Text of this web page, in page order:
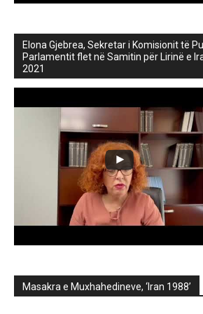
Elona Gjebrea, Sekretar i Komisionit të
Parlamentit flet në Samitin për Lirinë e
2021
Masakra e Muxhahedineve, ‘Iran 1988’